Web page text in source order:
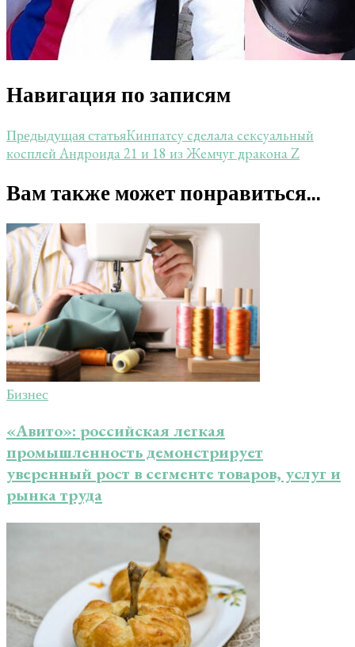
Навигация по записям
Предыдущая статьяКинпатсу сделала сексуальный
косплей Андроида 21 и 18 из Жемчуг дракона Z
Вам также может понравиться...
Бизнес
«Авито»: российская легкая
промышленность демонстрирует
уверенный рост в сегменте товаров, услуг и
рынка труда